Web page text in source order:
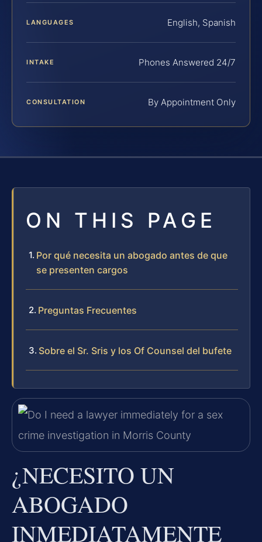
LANGUAGES English, Spanish
INTAKE Phones Answered 24/7
CONSULTATION By Appointment Only
ON THIS PAGE
Por qué necesita un abogado antes de que
se presenten cargos
Preguntas Frecuentes
Sobre el Sr. Sris y los Of Counsel del bufete
¿NECESITO UN
ABOGADO
INMEDIATAMENTE